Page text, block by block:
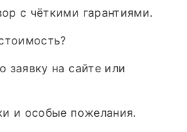
с чёткими гарантиями.
заявку на сайте или
и особые пожелания.